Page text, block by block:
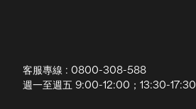
退換貨政策
客服專線 : 0800-308-588
週一至週五 9:00-12:00；13:30-17:30